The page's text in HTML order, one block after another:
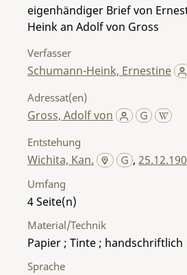
eigenhändiger Brief von
Heink an Adolf von Gross
Verfasser
Schumann-Heink, Ernestine
Adressat(en)
Gross, Adolf von
Entstehung
Wichita, Kan. ,
Umfang
4
Material/Technik
Papier ; Tinte ; handschriftlich
Sprache